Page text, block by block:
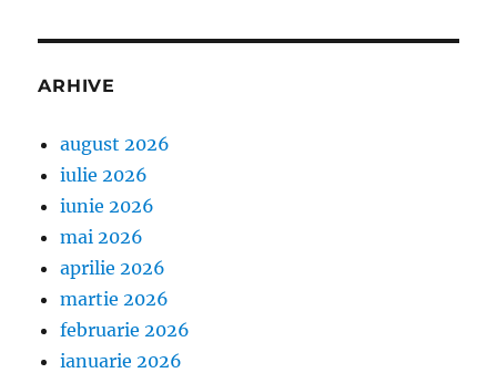
ARHIVE
august 2026
iulie 2026
iunie 2026
mai 2026
aprilie 2026
martie 2026
februarie 2026
ianuarie 2026